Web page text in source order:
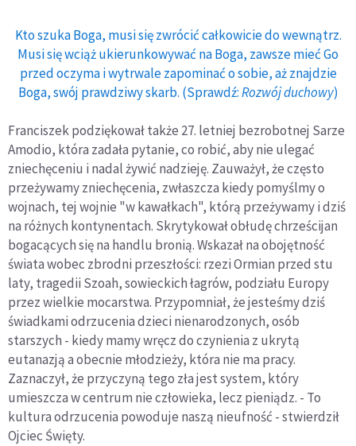
Kto szuka Boga, musi się zwrócić całkowicie do wewnątrz.
Musi się wciąż ukierunkowywać na Boga, zawsze mieć Go
przed oczyma i wytrwale zapominać o sobie, aż znajdzie
Boga, swój prawdziwy skarb. (Sprawdź:Rozwój duchowy)
Franciszek podziękował także 27. letniej bezrobotnej Sarze
Amodio, która zadała pytanie, co robić, aby nie ulegać
zniechęceniu i nadal żywić nadzieję. Zauważył, że często
przeżywamy zniechęcenia, zwłaszcza kiedy pomyślmy o
wojnach, tej wojnie "w kawałkach", którą przeżywamy i dziś
na różnych kontynentach. Skrytykował obłudę chrześcijan
bogacących się na handlu bronią. Wskazał na obojętność
świata wobec zbrodni przeszłości: rzezi Ormian przed stu
laty, tragedii Szoah, sowieckich łagrów, podziału Europy
przez wielkie mocarstwa. Przypomniał, że jesteśmy dziś
świadkami odrzucenia dzieci nienarodzonych, osób
starszych - kiedy mamy wręcz do czynienia z ukrytą
eutanazją a obecnie młodzieży, która nie ma pracy.
Zaznaczył, że przyczyną tego zła jest system, który
umieszcza w centrum nie człowieka, lecz pieniądz. - To
kultura odrzucenia powoduje naszą nieufność - stwierdził
Ojciec Święty.